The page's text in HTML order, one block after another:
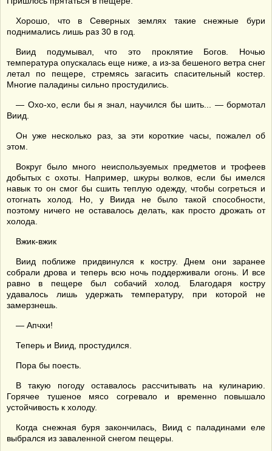
Хорошо, что в Северных землях такие снежные бури
поднимались лишь раз 30 в год.
Виид подумывал, что это проклятие Богов. Ночью
температура опускалась еще ниже, а из-за бешеного ветра снег
летал по пещере, стремясь загасить спасительный костер.
Многие паладины сильно простудились.
— Охо-хо, если бы я знал, научился бы шить... — бормотал
Виид.
Он уже несколько раз, за эти короткие часы, пожалел об
этом.
Вокруг было много неиспользуемых предметов и трофеев
добытых с охоты. Например, шкуры волков, если бы имелся
навык то он смог бы сшить теплую одежду, чтобы согреться и
отогнать холод. Но, у Виида не было такой способности,
поэтому ничего не оставалось делать, как просто дрожать от
холода.
Вжик-вжик
Виид поближе придвинулся к костру. Днем они заранее
собрали дрова и теперь всю ночь поддерживали огонь. И все
равно в пещере был собачий холод. Благодаря костру
удавалось лишь удержать температуру, при которой не
замерзнешь.
— Апчхи!
Теперь и Виид, простудился.
Пора бы поесть.
В такую погоду оставалось рассчитывать на кулинарию.
Горячее тушеное мясо согревало и временно повышало
устойчивость к холоду.
Когда снежная буря закончилась, Виид с паладинами еле
выбрался из заваленной снегом пещеры.